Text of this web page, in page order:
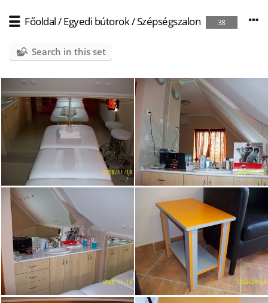
Főoldal/Egyedi bútorok/Szépségszalon 38
Search in this set